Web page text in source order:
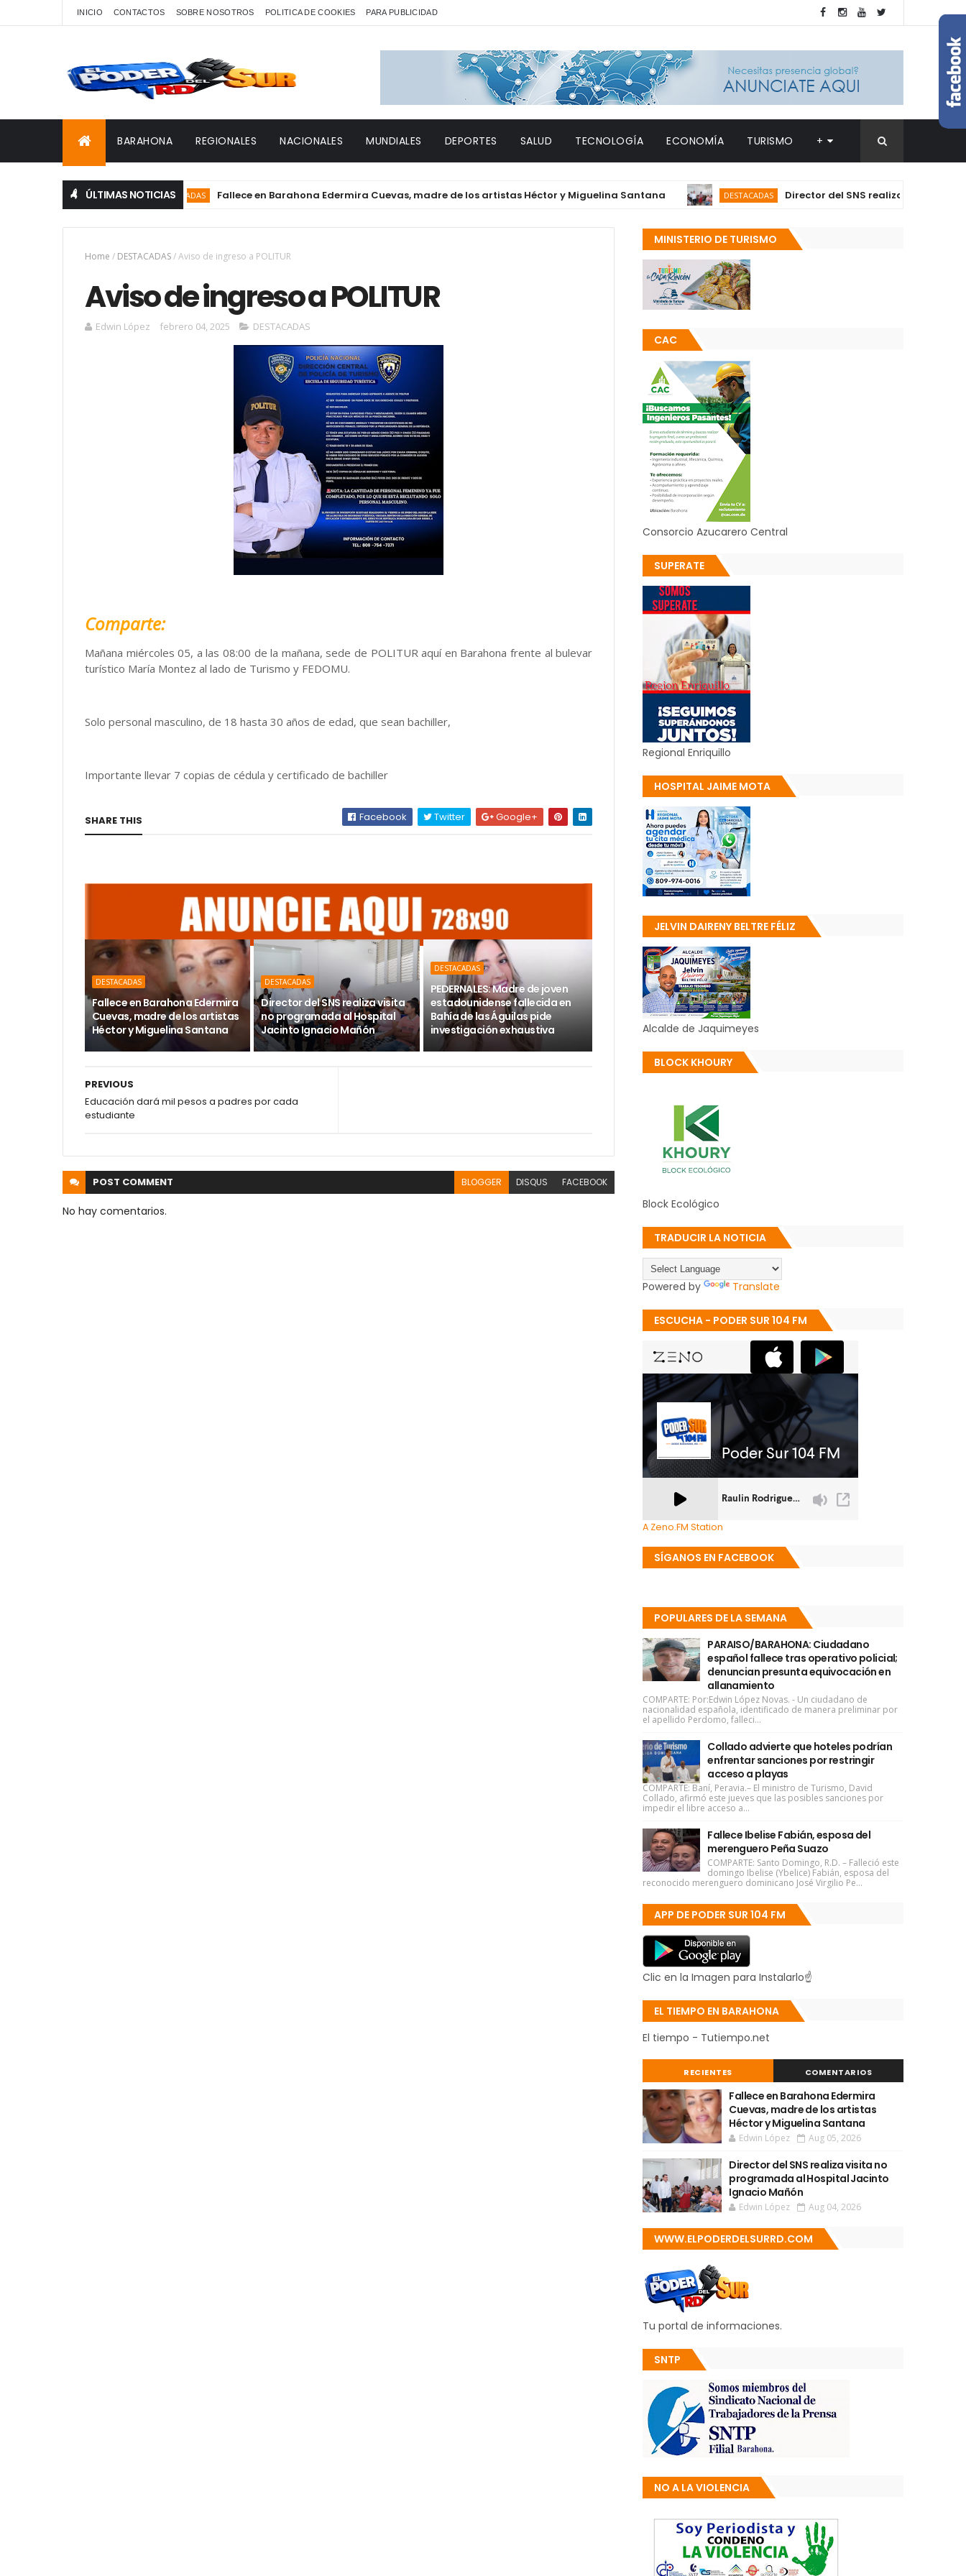
INICIO CONTACTOS SOBRE NOSOTROS POLITICA DE COOKIES PARA PUBLICIDAD
BARAHONA REGIONALES NACIONALES MUNDIALES DEPORTES SALUD TECNOLOGÍA ECONOMÍA TURISMO +
ÚLTIMAS NOTICIAS
DESTACADAS Fallece en Barahona Edermira Cuevas, madre de los artistas Héctor y Miguelina Santana DESTACADAS Director del SNS realiza visita no
Home / DESTACADAS/Aviso de ingreso a POLITUR
Aviso de ingreso a POLITUR
Edwin López febrero 04, 2025 DESTACADAS
Comparte:
Mañana miércoles 05, a las 08:00 de la mañana, sede de POLITUR aquí en Barahona frente al bulevar
turístico María Montez al lado de Turismo y FEDOMU.
Solo personal masculino, de 18 hasta 30 años de edad, que sean bachiller,
Importante llevar 7 copias de cédula y certificado de bachiller
SHARE THIS Facebook Twitter Google+
DESTACADAS
Fallece en Barahona Edermira
Cuevas, madre de los artistas
Héctor y Miguelina Santana
DESTACADAS
Director del SNS realiza visita
no programada al Hospital
Jacinto Ignacio Mañón
DESTACADAS
PEDERNALES: Madre de joven
estadounidense fallecida en
Bahía de las Águilas pide
investigación exhaustiva
PREVIOUS
Educación dará mil pesos a padres por cada
estudiante
POST COMMENT BLOGGER DISQUS FACEBOOK
No hay comentarios.
MINISTERIO DE TURISMO
CAC
Consorcio Azucarero Central
SUPERATE
Regional Enriquillo
HOSPITAL JAIME MOTA
JELVIN DAIRENY BELTRE FÉLIZ
Alcalde de Jaquimeyes
BLOCK KHOURY
Block Ecológico
TRADUCIR LA NOTICIA
Powered by Translate
ESCUCHA - PODER SUR 104 FM
A Zeno.FM Station
SÍGANOS EN FACEBOOK
POPULARES DE LA SEMANA
PARAISO/BARAHONA: Ciudadano
español fallece tras operativo policial;
denuncian presunta equivocación en
allanamiento
COMPARTE: Por:Edwin López Novas. - Un ciudadano de
nacionalidad española, identificado de manera preliminar por
el apellido Perdomo, falleci...
Collado advierte que hoteles podrían
enfrentar sanciones por restringir
acceso a playas
COMPARTE: Baní, Peravia.– El ministro de Turismo, David
Collado, afirmó este jueves que las posibles sanciones por
impedir el libre acceso a...
Fallece Ibelise Fabián, esposa del
merenguero Peña Suazo
COMPARTE: Santo Domingo, R.D. – Falleció este
domingo Ibelise (Ybelice) Fabián, esposa del
reconocido merenguero dominicano José Virgilio Pe...
APP DE PODER SUR 104 FM
Clic en la Imagen para Instalarlo☝
EL TIEMPO EN BARAHONA
El tiempo - Tutiempo.net
RECIENTES COMENTARIOS
Fallece en Barahona Edermira
Cuevas, madre de los artistas
Héctor y Miguelina Santana
Edwin López Aug 05, 2026
Director del SNS realiza visita no
programada al Hospital Jacinto
Ignacio Mañón
Edwin López Aug 04, 2026
WWW.ELPODERDELSURRD.COM
Tu portal de informaciones.
SNTP
NO A LA VIOLENCIA